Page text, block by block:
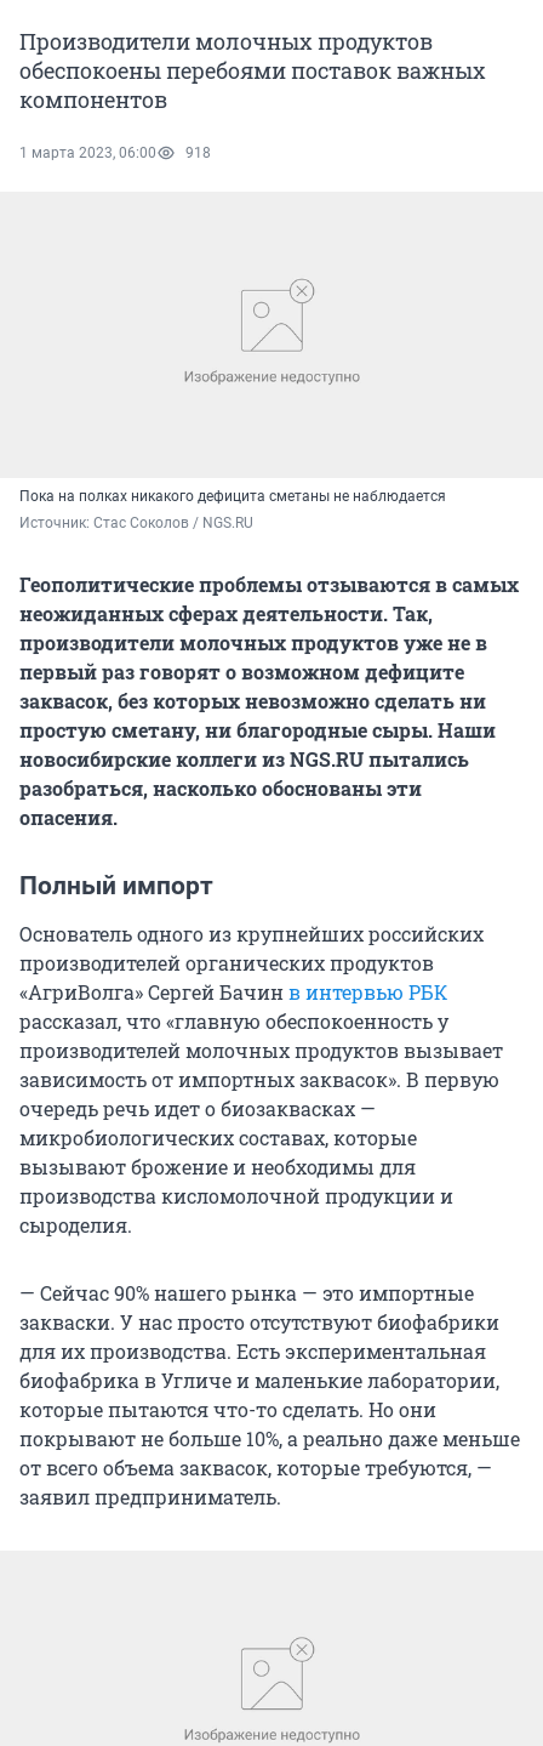
Производители молочных продуктов
обеспокоены перебоями поставок важных
компонентов
1 марта 2023, 06:00 918
Пока на полках никакого дефицита сметаны не наблюдается
Источник: Стас Соколов / NGS.RU
Геополитические проблемы отзываются в самых
неожиданных сферах деятельности. Так,
производители молочных продуктов уже не в
первый раз говорят о возможном дефиците
заквасок, без которых невозможно сделать ни
простую сметану, ни благородные сыры. Наши
новосибирские коллеги из NGS.RUпытались
разобраться, насколько обоснованы эти
опасения.
Полный импорт
Основатель одного из крупнейших российских
производителей органических продуктов
«АгриВолга» Сергей Бачинв интервью РБК
рассказал, что «главную обеспокоенность у
производителей молочных продуктов вызывает
зависимость от импортных заквасок». В первую
очередь речь идет о биозаквасках —
микробиологических составах, которые
вызывают брожение и необходимы для
производства кисломолочной продукции и
сыроделия.
— Сейчас 90% нашего рынка — это импортные
закваски. У нас просто отсутствуют биофабрики
для их производства. Есть экспериментальная
биофабрика в Угличе и маленькие лаборатории,
которые пытаются что-то сделать. Но они
покрывают не больше 10%, а реально даже меньше
от всего объема заквасок, которые требуются, —
заявил предприниматель.